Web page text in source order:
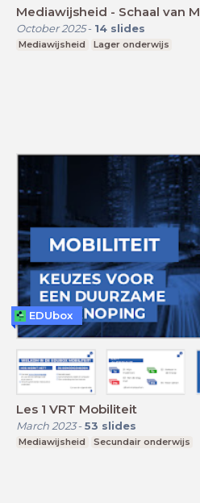
Mediawijsheid - Schaal van M
October 2025- 14 slides
Mediawijsheid Lager onderwijs
Les 1 VRT Mobiliteit
March 2023- 53 slides
Mediawijsheid Secundair onderwijs
EDUbox